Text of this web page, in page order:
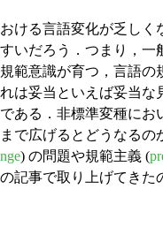
ける言語変化が乏しく
いだろう．つまり，
範意識が育つ，言語
は妥当といえば妥当
ある．非標準変種に
で広げるとどうなる
) の問題や規範主義 (
記事で取り上げてきた